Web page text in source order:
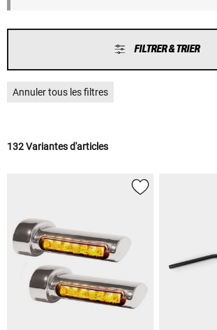
FILTRER & TRIER
Annuler tous les filtres
132 Variantes d'articles